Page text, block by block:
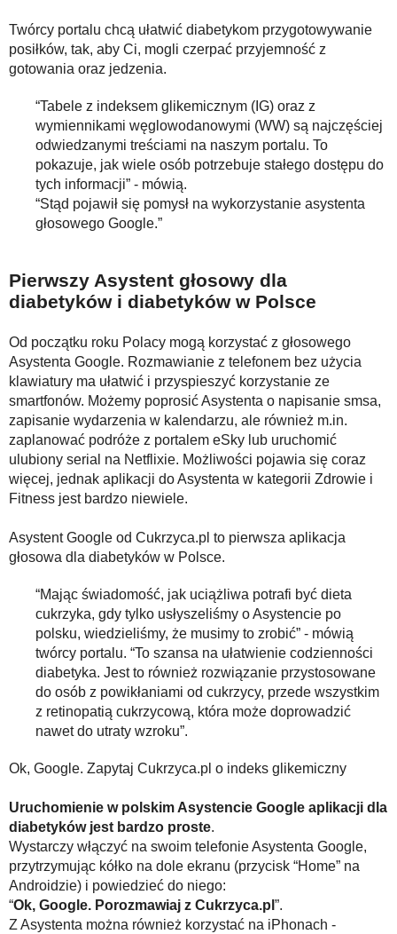
Twórcy portalu chcą ułatwić diabetykom przygotowywanie
posiłków, tak, aby Ci, mogli czerpać przyjemność z
gotowania oraz jedzenia.
“Tabele z indeksem glikemicznym (IG) oraz z
wymiennikami węglowodanowymi (WW) są najczęściej
odwiedzanymi treściami na naszym portalu. To
pokazuje, jak wiele osób potrzebuje stałego dostępu do
tych informacji” - mówią.
“Stąd pojawił się pomysł na wykorzystanie asystenta
głosowego Google.”
Pierwszy Asystent głosowy dla
diabetyków i diabetyków w Polsce
Od początku roku Polacy mogą korzystać z głosowego
Asystenta Google. Rozmawianie z telefonem bez użycia
klawiatury ma ułatwić i przyspieszyć korzystanie ze
smartfonów. Możemy poprosić Asystenta o napisanie smsa,
zapisanie wydarzenia w kalendarzu, ale również m.in.
zaplanować podróże z portalem eSky lub uruchomić
ulubiony serial na Netflixie. Możliwości pojawia się coraz
więcej, jednak aplikacji do Asystenta w kategorii Zdrowie i
Fitness jest bardzo niewiele.
Asystent Google od Cukrzyca.pl to pierwsza aplikacja
głosowa dla diabetyków w Polsce.
“Mając świadomość, jak uciążliwa potrafi być dieta
cukrzyka, gdy tylko usłyszeliśmy o Asystencie po
polsku, wiedzieliśmy, że musimy to zrobić” - mówią
twórcy portalu. “To szansa na ułatwienie codzienności
diabetyka. Jest to również rozwiązanie przystosowane
do osób z powikłaniami od cukrzycy, przede wszystkim
z retinopatią cukrzycową, która może doprowadzić
nawet do utraty wzroku”.
Ok, Google. Zapytaj Cukrzyca.pl o indeks glikemiczny
Uruchomienie w polskim Asystencie Google aplikacji dla
diabetyków jest bardzo proste.
Wystarczy włączyć na swoim telefonie Asystenta Google,
przytrzymując kółko na dole ekranu (przycisk “Home” na
Androidzie) i powiedzieć do niego:
“Ok, Google. Porozmawiaj z Cukrzyca.pl ”.
Z Asystenta można również korzystać na iPhonach -